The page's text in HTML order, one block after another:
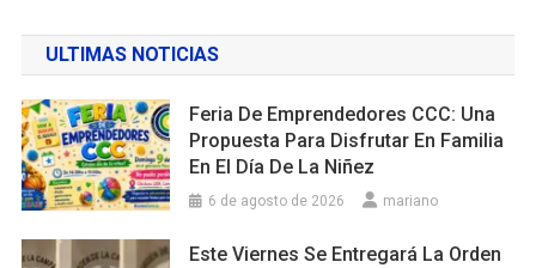
ULTIMAS NOTICIAS
Feria De Emprendedores CCC: Una
Propuesta Para Disfrutar En Familia
En El Día De La Niñez
6 de agosto de 2026 mariano
Este Viernes Se Entregará La Orden